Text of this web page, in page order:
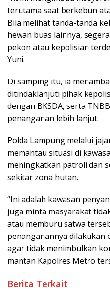
terutama saat berkebun
Bila melihat tanda-tanda
hewan buas lainnya,
pekon atau kepolisian
Yuni.
Di samping itu, ia
ditindaklanjuti pihak
dengan BKSDA, serta
penanganan lebih lanjut.
Polda Lampung melalui
memantau situasi di
meningkatkan patroli dan
sekitar zona hutan.
“Ini adalah kawasan
juga minta masyarakat
atau memburu satwa
penanganannya dilakukan
agar tidak menimbulkan
mantan Kapolres Metro
Berita Terkait